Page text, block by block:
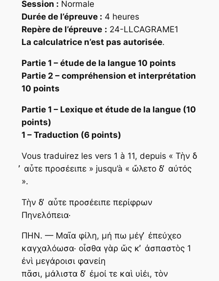
Session : Normale
Durée de l’épreuve : 4 heures
Repère de l’épreuve : 24-LLCAGRAME1
La calculatrice n’est pas autorisée.
Partie 1 – étude de la langue 10 points
Partie 2 – compréhension et interprétation
10 points
Partie 1 – Lexique et étude de la langue (10
points)
1 – Traduction (6 points)
Vous traduirez les vers 1 à 11, depuis « Τὴν δ
̓ αὖτε προσέειπε » jusqu’à « ὤλετο δ ̓ αὐτός
».
Τὴν δ ̓ αὖτε προσέειπε περίφρων
Πηνελόπεια·
ΠΗΝ. — Μαῖα φίλη, μή πω μέγ ̓ ἐπεύχεο
καγχαλόωσα· οἶσθα γὰρ ὥς κ ̓ ἀσπαστὸς 1
ἐνὶ μεγάροισι φανείη
πᾶσι, μάλιστα δ ̓ ἐμοί τε καὶ υἱέι, τὸν